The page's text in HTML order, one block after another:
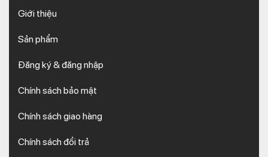
Giới thiệu
Sản phẩm
Đăng ký & đăng nhập
Chính sách bảo mật
Chính sách giao hàng
Chính sách đổi trả